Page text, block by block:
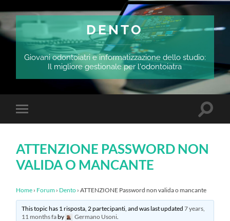
DENTO
Giovani odontoiatri e informatizzazione dello studio:
Il migliore gestionale per l'odontoiatra
Attiva/disattiva
il
dispositivi
mobili
ricerca
ATTENZIONE PASSWORD NON
VALIDA O MANCANTE
Home › Forum › Dento › ATTENZIONE Password non valida o mancante
This topic has 1 risposta, 2 partecipanti, and was last updated 7 years,
11 months faby Germano Usoni.